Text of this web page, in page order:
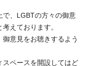
で、LGBTの方々の御意
えております。
意見をお聴きするよう
スペースを開設してはど